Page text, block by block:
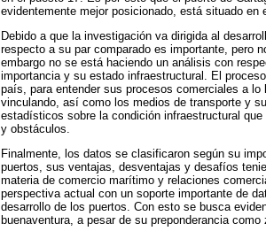
evidentemente mejor posicionado, está situado
Debido a que la investigación va dirigida al
respecto a su par comparado es importante, pero
embargo no se está haciendo un análisis con
importancia y su estado infraestructural. El
país, para entender sus procesos comerciales a
vinculando, así como los medios de transporte y
estadísticos sobre la condición infraestructural
y obstáculos.
Finalmente, los datos se clasificaron según su
puertos, sus ventajas, desventajas y desafíos
materia de comercio marítimo y relaciones
perspectiva actual con un soporte importante de
desarrollo de los puertos. Con esto se busca
buenaventura, a pesar de su preponderancia